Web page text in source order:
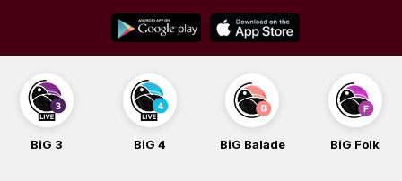
content
BiG 4 BiG Balade BiG Folk BiG iG